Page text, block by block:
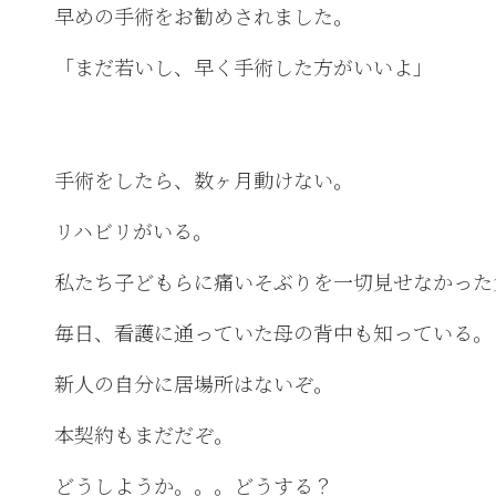
早めの手術をお勧めされました。
「まだ若いし、早く手術した方がいいよ」
手術をしたら、数ヶ月動けない。
リハビリがいる。
私たち子どもらに痛いそぶりを一切見せなかっ
毎日、看護に通っていた母の背中も知っている。
新人の自分に居場所はないぞ。
本契約もまだだぞ。
どうしようか。。。どうする？